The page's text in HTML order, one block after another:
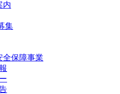
内
集
全保障事業